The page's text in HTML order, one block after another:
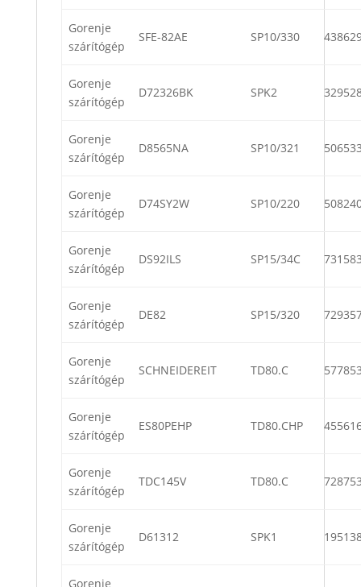
Gorenje
szárítógép
SFE-82AE SP10/330
Gorenje
szárítógép
D72326BK SPK2
Gorenje
szárítógép
D8565NA SP10/321
Gorenje
szárítógép
D74SY2W SP10/220
Gorenje
szárítógép
DS92ILS SP15/34C
Gorenje
szárítógép
DE82 SP15/320
Gorenje
szárítógép
SCHNEIDEREIT TD80.C
Gorenje
szárítógép
ES80PEHP TD80.CHP
Gorenje
szárítógép
TDC145V TD80.C
Gorenje
szárítógép
D61312 SPK1
Gorenje